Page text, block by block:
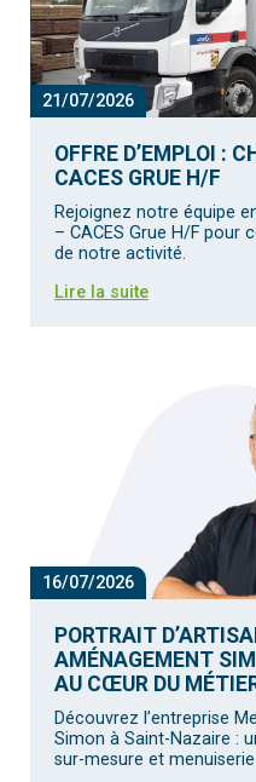
21/07/2026
OFFRE D’EMPLOI :
CACES GRUE H/F
Rejoignez notre équipe
– CACES Grue H/F pour
de notre activité.
Lire la suite
16/07/2026
PORTRAIT
AMÉNAGEMENT
AU CŒUR DU
Découvrez l’entreprise
Simon à Saint-Nazaire :
sur-mesure et